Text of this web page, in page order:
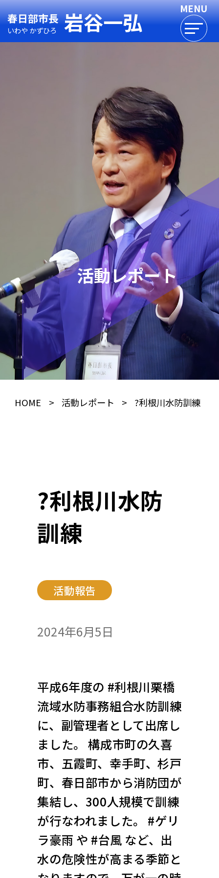
春日部市長
いわや かずひろ 岩谷一弘
活動レポート
HOME > 活動レポート > ?利根川水防訓練
?利根川水防
訓練
活動報告
2024年6月5日
平成6年度の #利根川栗橋
流域水防事務組合水防訓練
に、副管理者として出席し
ました。 構成市町の久喜
市、五霞町、幸手町、杉戸
町、春日部市から消防団が
集結し、300人規模で訓練
が行なわれました。 #ゲリ
ラ豪雨 や #台風 など、出
水の危険性が高まる季節と